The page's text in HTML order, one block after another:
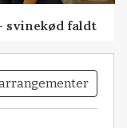
svinekød faldt